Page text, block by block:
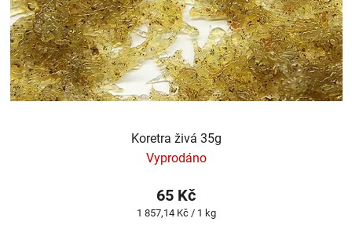
Koretra živá 35g
Vyprodáno
65 Kč
Měrná
1 857,14 Kč / 1 kg